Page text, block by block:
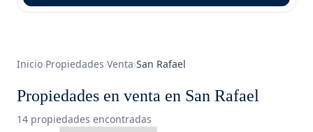
Inicio›Propiedades›Venta›San Rafael
Propiedades en venta en San Rafael
14 propiedades encontradas